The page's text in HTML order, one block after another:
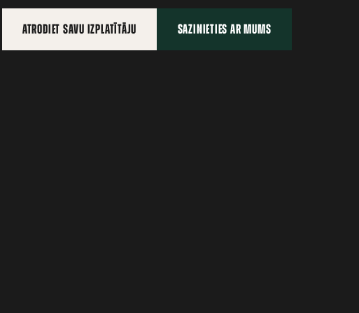
ATRODIET SAVU IZPLATĪTĀJU SAZINIETIES AR MUMS